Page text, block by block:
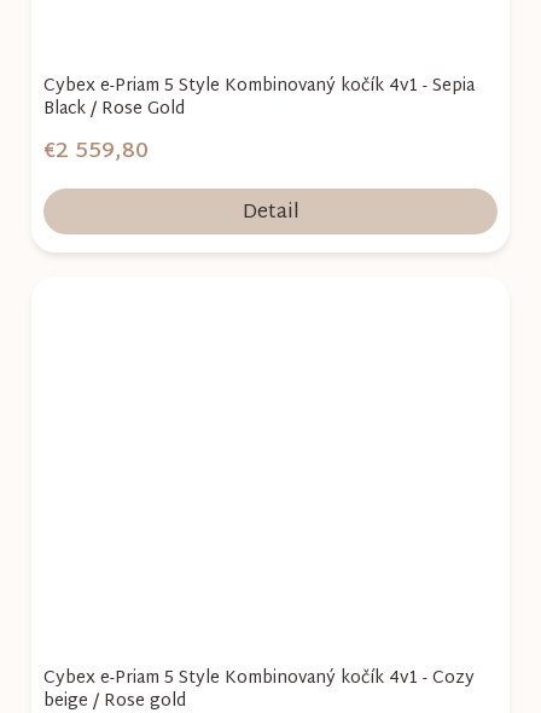
Cybex e-Priam 5 Style Kombinovaný kočík 4v1 - Sepia
Black / Rose Gold
€2 559,80
Detail
Cybex e-Priam 5 Style Kombinovaný kočík 4v1 - Cozy
beige / Rose gold